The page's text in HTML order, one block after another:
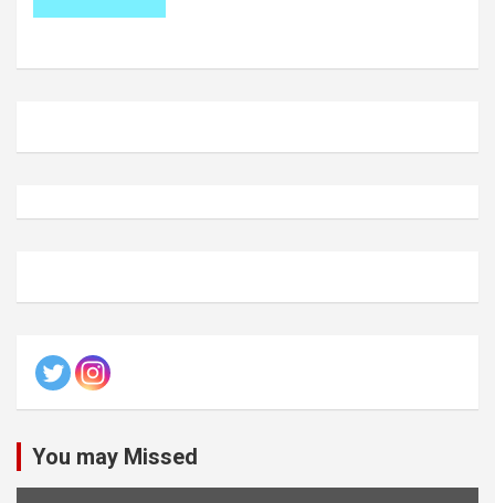
You may Missed